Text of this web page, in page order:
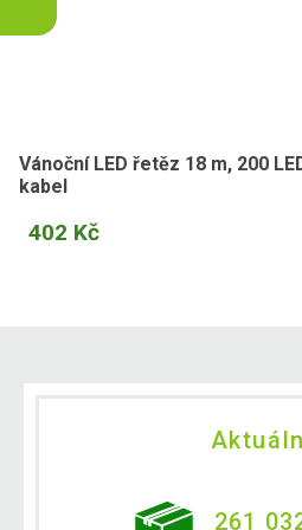
Vánoční LED řetěz 18 m, 200
kabel
402 Kč
261